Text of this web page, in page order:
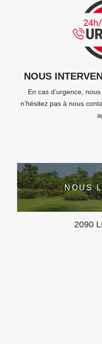
NOUS
En cas d’urgence,
n’hésitez pas à nous
NOUS
2090